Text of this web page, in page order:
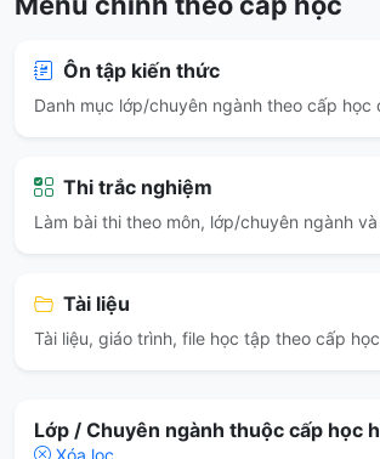
Ôn tập kiến thức
Danh mục lớp/chuyên ngành theo cấp học
Thi trắc nghiệm
Làm bài thi theo môn, lớp/chuyên ngành
Tài liệu
Tài liệu, giáo trình, file học tập theo cấp
Lớp / Chuyên ngành thuộc cấp học
Xóa lọc